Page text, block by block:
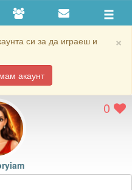
×
си за да играеш и
акаунт
0